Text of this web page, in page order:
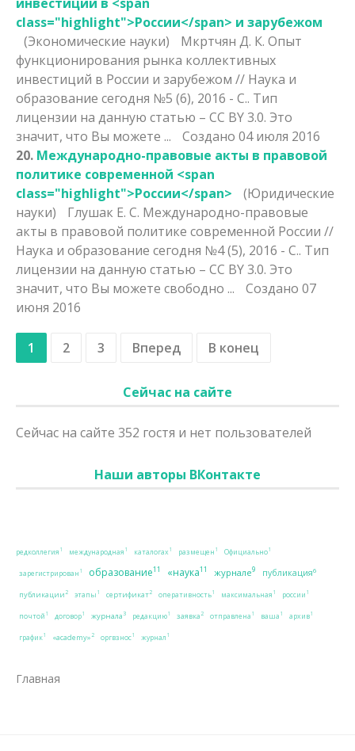
class="highlight">России</span> и зарубежом
(Экономические науки)
Мкртчян Д. К. Опыт
функционирования рынка коллективных
инвестиций в России и зарубежом // Наука и
образование сегодня №5 (6), 2016 - С.. Тип
лицензии на данную статью – CC BY 3.0. Это
значит, что Вы можете ...
Создано 04 июля 2016
20. Международно-правовые акты в правовой
политике современной <span
class="highlight">России</span>
(Юридические
науки)
Глушак Е. С. Международно-правовые
акты в правовой политике современной России //
Наука и образование сегодня №4 (5), 2016 - С.. Тип
лицензии на данную статью – CC BY 3.0. Это
значит, что Вы можете свободно ...
Создано 07
июня 2016
1 2 3 Вперед В конец
Сейчас на сайте
Сейчас на сайте 352 гостя и нет пользователей
Наши авторы ВКонтакте
редколлегия 1 международная 1 каталогах 1 размещен 1 Официально1
зарегистрирован 1 образование11 «наука11 журнале9 публикация6
публикации2 этапы 1 сертификат2 оперативность1 максимальная 1 россии 1
почтой 1 договор1 журнала3 редакцию1 заявка2 отправлена 1 ваша 1 архив1
график1 «academy»2 оргвзнос1 журнал 1
Главная